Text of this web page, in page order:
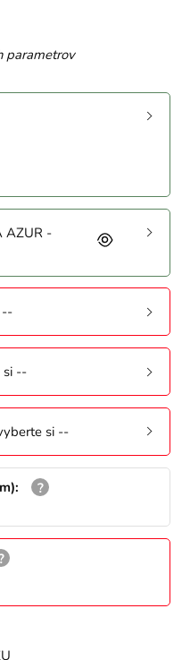
parametrov
AZUR -
--
si --
si --
: